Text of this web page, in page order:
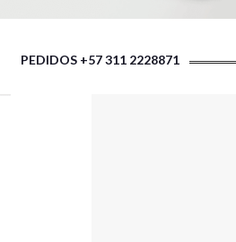
PEDIDOS +57 311 2228871